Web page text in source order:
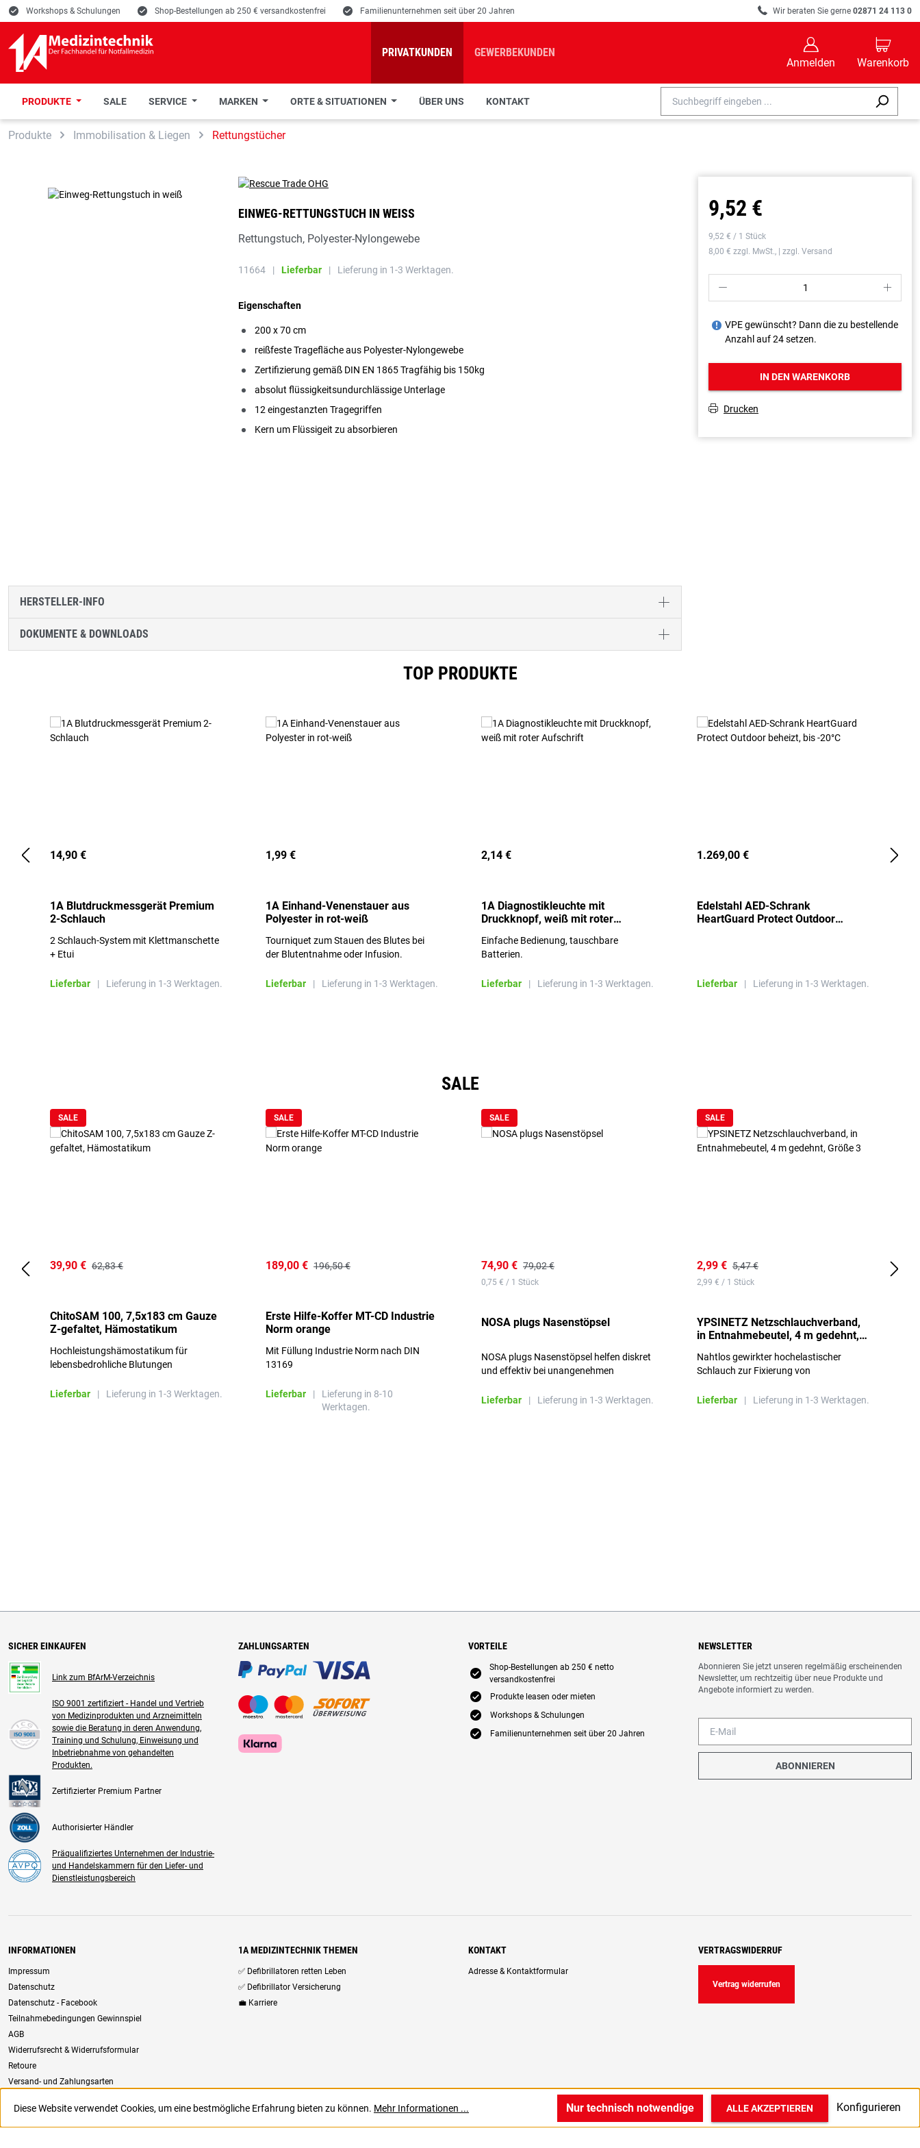
Zur Suche springen
Zur Hauptnavigation springen
E Workshops & Schulungen E Shop-Bestellungen ab 250 € versandkostenfrei E Familienunternehmen seit über 20 Jahren R Wir beraten Sie gerne 02871 24 113 0
PRIVATKUNDEN GEWERBEKUNDEN
B
Anmelden
C
Warenkorb
PRODUKTE SALE SERVICE MARKEN ORTE & SITUATIONEN ÜBER UNS KONTAKT
Produkte Immobilisation & Liegen Rettungstücher
EINWEG-RETTUNGSTUCH IN WEISS
Rettungstuch, Polyester-Nylongewebe
11664 | Lieferbar | Lieferung in 1-3 Werktagen.
Eigenschaften
200 x 70 cm
reißfeste Tragefläche aus Polyester-Nylongewebe
Zertifizierung gemäß DIN EN 1865 Tragfähig bis 150kg
absolut flüssigkeitsundurchlässige Unterlage
12 eingestanzten Tragegriffen
Kern um Flüssigeit zu absorbieren
HERSTELLER-INFO
DOKUMENTE & DOWNLOADS
9,52 €
9,52 € / 1 Stück
8,00 € zzgl. MwSt., | zzgl. Versand
P S
J VPE gewünscht? Dann die zu bestellende
Anzahl auf 24 setzen.
IN DEN WARENKORB
T Drucken
TOP PRODUKTE
14,90 €
1A Blutdruckmessgerät Premium
2-Schlauch
2 Schlauch-System mit Klettmanschette
+ Etui
Lieferbar | Lieferung in 1-3 Werktagen.
1,99 €
1A Einhand-Venenstauer aus
Polyester in rot-weiß
Tourniquet zum Stauen des Blutes bei
der Blutentnahme oder Infusion.
Lieferbar | Lieferung in 1-3 Werktagen.
2,14 €
1A Diagnostikleuchte mit
Druckknopf, weiß mit roter
Einfache Bedienung, tauschbare
Batterien.
Lieferbar | Lieferung in 1-3 Werktagen.
1.269,00 €
Edelstahl AED-Schrank
HeartGuard Protect Outdoor
Lieferbar | Lieferung in 1-3 Werktagen.
SALE
SALE
39,90 € 62,83 €
ChitoSAM 100, 7,5x183 cm Gauze
Z-gefaltet, Hämostatikum
Hochleistungshämostatikum für
lebensbedrohliche Blutungen
Lieferbar | Lieferung in 1-3 Werktagen.
SALE
189,00 € 196,50 €
Erste Hilfe-Koffer MT-CD Industrie
Norm orange
Mit Füllung Industrie Norm nach DIN
13169
Lieferbar |
Lieferung in 8-10
Werktagen.
SALE
74,90 € 79,02 €
0,75 € / 1 Stück
NOSA plugs Nasenstöpsel
NOSA plugs Nasenstöpsel helfen diskret
und effektiv bei unangenehmen
beeinträchtigen.
Lieferbar | Lieferung in 1-3 Werktagen.
SALE
2,99 € 5,47 €
2,99 € / 1 Stück
YPSINETZ Netzschlauchverband,
in Entnahmebeutel, 4 m gedehnt,
Nahtlos gewirkter hochelastischer
Schlauch zur Fixierung von
Lieferbar
| Lieferung in 1-3 Werktagen.
SICHER EINKAUFEN
Link zum BfArM-Verzeichnis
ISO 9001 zertifiziert - Handel und Vertrieb
von Medizinprodukten und Arzneimitteln
sowie die Beratung in deren Anwendung,
Training und Schulung, Einweisung und
Inbetriebnahme von gehandelten
Produkten.
Zertifizierter Premium Partner
Authorisierter Händler
Präqualifiziertes Unternehmen der Industrie-
und Handelskammern für den Liefer- und
Dienstleistungsbereich
ZAHLUNGSARTEN VORTEILE
E
Shop-Bestellungen ab 250 € netto
versandkostenfrei
E Produkte leasen oder mieten
E Workshops & Schulungen
E Familienunternehmen seit über 20 Jahren
NEWSLETTER
Abonnieren Sie jetzt unseren regelmäßig erscheinenden
Newsletter, um rechtzeitig über neue Produkte und
Angebote informiert zu werden.
ABONNIEREN
INFORMATIONEN
Impressum
Datenschutz
Datenschutz - Facebook
Teilnahmebedingungen Gewinnspiel
AGB
Widerrufsrecht & Widerrufsformular
Retoure
Versand- und Zahlungsarten
1A MEDIZINTECHNIK THEMEN
✅ Defibrillatoren retten Leben
✅ Defibrillator Versicherung
💼 Karriere
KONTAKT
Adresse & Kontaktformular
VERTRAGSWIDERRUF
Vertrag widerrufen
Diese Website verwendet Cookies, um eine bestmögliche Erfahrung bieten zu können. Mehr Informationen ... Nur technisch notwendige Konfigurieren
ALLE AKZEPTIEREN